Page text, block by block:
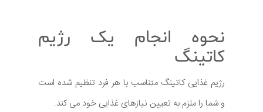
نحوه انجام یک رژیم
کاتینگ
رژیم غذایی کاتینگ متناسب با هر فرد تنظیم شده است
و شما را ملزم به تعیین نیازهای غذایی خود می کند.